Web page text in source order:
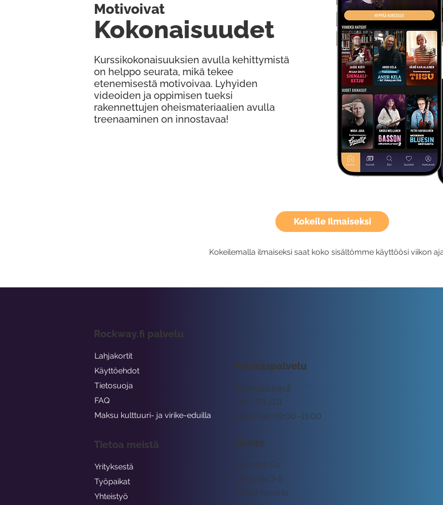
Kokeile Ilmaiseksi
Kokeilemalla ilmaiseksi saat koko sisältömme käyttöösi viikon
Kurssikokonaisuuksien avulla kehittymistä
on helppo seurata, mikä tekee
etenemisestä motivoivaa. Lyhyiden
videoiden ja oppimisen tueksi
rakennettujen oheismateriaalien avulla
treenaaminen on innostavaa!
Kokonaisuudet
Motivoivat
Asiakaspalvelu
tuki@rockway.fi
Arkisin klo 09:00 -15:00
045 7731 1111
Osoite
Rockway Oy
Lemuntie 3-5
00510 Helsinki
Rockway.fi palvelu
Lahjakortit
Käyttöehdot
Tietosuoja
FAQ
Maksu kulttuuri- ja virike-eduilla
Tietoa meistä
Yrityksestä
Työpaikat
Yhteistyö